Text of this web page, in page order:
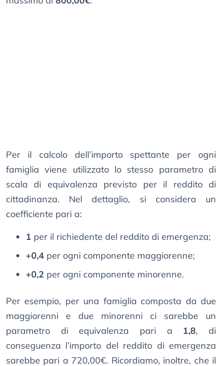
Per il calcolo dell’importo spettante per ogni
famiglia viene utilizzato lo stesso parametro di
scala di equivalenza previsto per il reddito di
cittadinanza. Nel dettaglio, si considera un
coefficiente pari a:
1 per il richiedente del reddito di emergenza;
+0,4 per ogni componente maggiorenne;
+0,2 per ogni componente minorenne.
Per esempio, per una famiglia composta da due
maggiorenni e due minorenni ci sarebbe un
parametro di equivalenza pari a 1,8, di
conseguenza l’importo del reddito di emergenza
sarebbe pari a 720,00€. Ricordiamo, inoltre, che il